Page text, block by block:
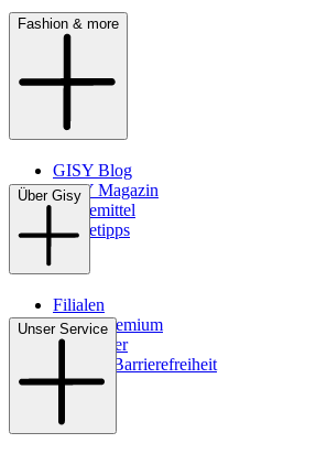
Fashion & more
GISY Blog
GISY Magazin
Pflegemittel
Pflegetipps
Über Gisy
Filialen
WMS-Premium
Newsletter
Digitale Barrierefreiheit
Unser Service